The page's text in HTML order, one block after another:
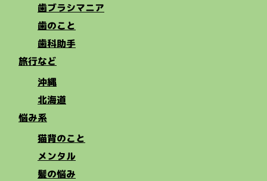
歯ブラシマニア
歯のこと
歯科助手
旅行など
沖縄
北海道
悩み系
猫背のこと
メンタル
髪の悩み